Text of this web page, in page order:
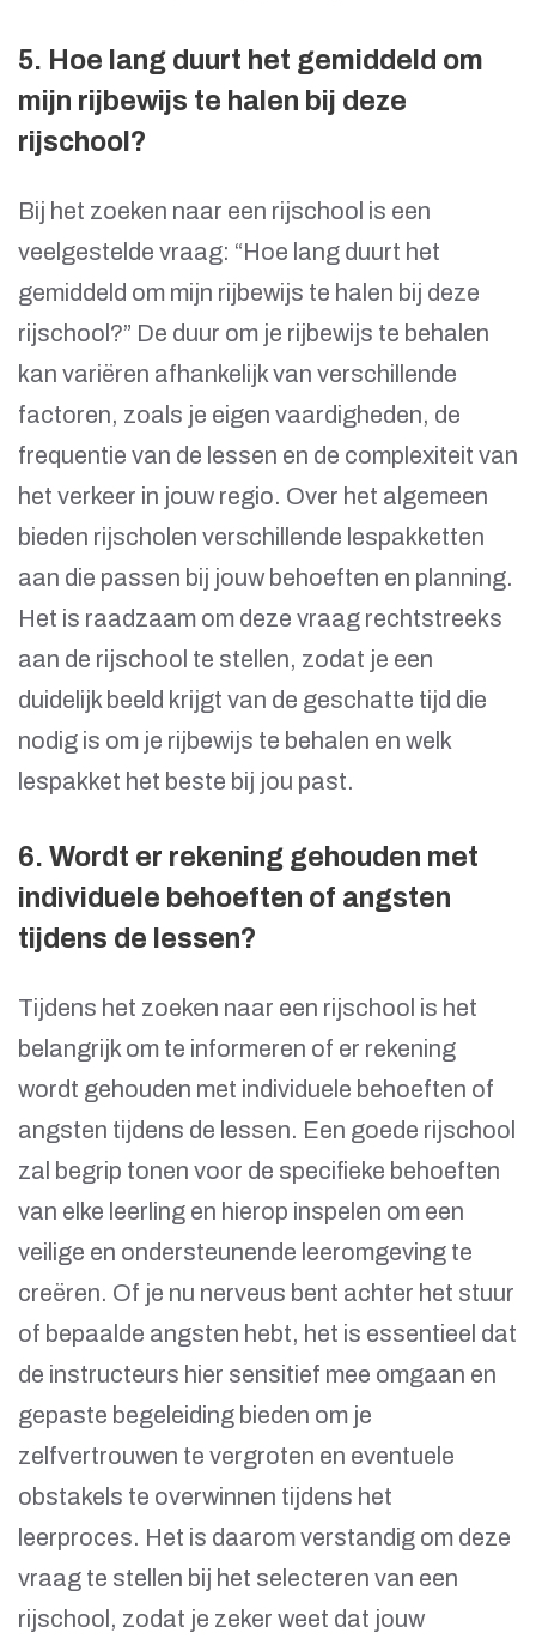
5. Hoe lang duurt het gemiddeld om
mijn rijbewijs te halen bij deze
rijschool?
Bij het zoeken naar een rijschool is een
veelgestelde vraag: “Hoe lang duurt het
gemiddeld om mijn rijbewijs te halen bij deze
rijschool?” De duur om je rijbewijs te behalen
kan variëren afhankelijk van verschillende
factoren, zoals je eigen vaardigheden, de
frequentie van de lessen en de complexiteit van
het verkeer in jouw regio. Over het algemeen
bieden rijscholen verschillende lespakketten
aan die passen bij jouw behoeften en planning.
Het is raadzaam om deze vraag rechtstreeks
aan de rijschool te stellen, zodat je een
duidelijk beeld krijgt van de geschatte tijd die
nodig is om je rijbewijs te behalen en welk
lespakket het beste bij jou past.
6. Wordt er rekening gehouden met
individuele behoeften of angsten
tijdens de lessen?
Tijdens het zoeken naar een rijschool is het
belangrijk om te informeren of er rekening
wordt gehouden met individuele behoeften of
angsten tijdens de lessen. Een goede rijschool
zal begrip tonen voor de specifieke behoeften
van elke leerling en hierop inspelen om een
veilige en ondersteunende leeromgeving te
creëren. Of je nu nerveus bent achter het stuur
of bepaalde angsten hebt, het is essentieel dat
de instructeurs hier sensitief mee omgaan en
gepaste begeleiding bieden om je
zelfvertrouwen te vergroten en eventuele
obstakels te overwinnen tijdens het
leerproces. Het is daarom verstandig om deze
vraag te stellen bij het selecteren van een
rijschool, zodat je zeker weet dat jouw